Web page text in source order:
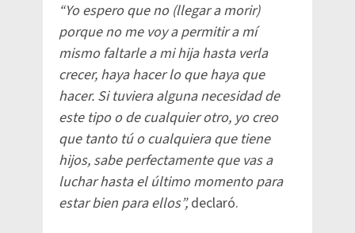
“Yo espero que no (llegar a morir)
porque no me voy a permitir a mí
mismo faltarle a mi hija hasta verla
crecer, haya hacer lo que haya que
hacer. Si tuviera alguna necesidad de
este tipo o de cualquier otro, yo creo
que tanto tú o cualquiera que tiene
hijos, sabe perfectamente que vas a
luchar hasta el último momento para
estar bien para ellos”,declaró.